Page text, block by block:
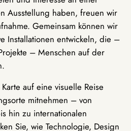
Ausstellung haben, freuen wir
Gemeinsam können wir
Installationen entwickeln, die –
– Menschen auf der
auf eine visuelle Reise
mitnehmen – von
hin zu internationalen
Sie, wie Technologie, Design